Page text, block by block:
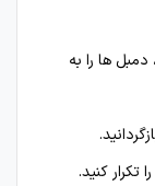
ها را به
کنید.